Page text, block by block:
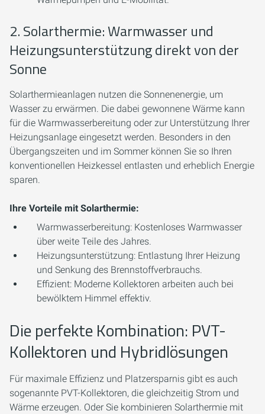
2. Solarthermie: Warmwasser und
Heizungsunterstützung direkt von der
Sonne
Solarthermieanlagen nutzen die Sonnenenergie, um
Wasser zu erwärmen. Die dabei gewonnene Wärme kann
für die Warmwasserbereitung oder zur Unterstützung Ihrer
Heizungsanlage eingesetzt werden. Besonders in den
Übergangszeiten und im Sommer können Sie so Ihren
konventionellen Heizkessel entlasten und erheblich Energie
sparen.
Ihre Vorteile mit Solarthermie:
Warmwasserbereitung: Kostenloses Warmwasser
über weite Teile des Jahres.
Heizungsunterstützung: Entlastung Ihrer Heizung
und Senkung des Brennstoffverbrauchs.
Effizient: Moderne Kollektoren arbeiten auch bei
bewölktem Himmel effektiv.
Die perfekte Kombination: PVT-
Kollektoren und Hybridlösungen
Für maximale Effizienz und Platzersparnis gibt es auch
sogenannte PVT-Kollektoren, die gleichzeitig Strom und
Wärme erzeugen. Oder Sie kombinieren Solarthermie mit